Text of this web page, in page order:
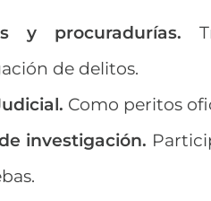
y procuradurías.
de delitos.
Como peritos
investigación.